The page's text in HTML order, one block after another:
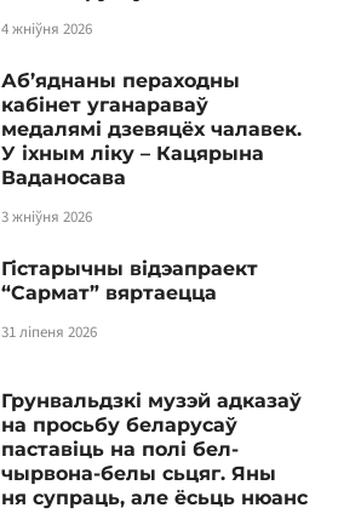
4 жніўня 2026
Аб’яднаны пераходны
кабінет уганараваў
медалямі дзевяцёх чалавек.
У іхным ліку – Кацярына
Ваданосава
3 жніўня 2026
Гістарычны відэапраект
“Сармат” вяртаецца
31 ліпеня 2026
Грунвальдзкі музэй адказаў
на просьбу беларусаў
паставіць на полі бел-
чырвона-белы сьцяг. Яны
ня супраць, але ёсьць нюанс